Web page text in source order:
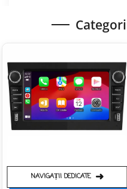
Navigatii Citroen
Navigatii Mitsubishi
Navigatii Volvo
Navigatii KIA
Navigatii Renault
Navigatii Chevrolet
NAVIGAȚII DEDICATE ➜